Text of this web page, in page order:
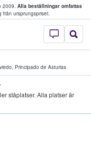
2009. Alla beställningar omfattas
från ursprungspriset.
StubHub – där
, Principado de Asturias
ståplatser. Alla platser är